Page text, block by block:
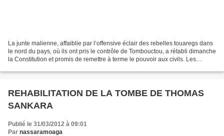
La junte malienne, affaiblie par l’offensive éclair des rebelles touaregs dans
le nord du pays, où ils ont pris le contrôle de Tombouctou, a rétabli dimanche
la Constitution et promis de remettre à terme le pouvoir aux civils. Les
REHABILITATION DE LA TOMBE DE THOMAS
SANKARA
Publié le 31/03/2012 à 09:01
Par nassaramoaga